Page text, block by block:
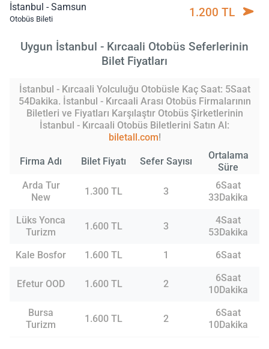
İstanbul - Samsun
Otobüs Bileti 1.200 TL
Uygun İstanbul - Kırcaali Otobüs Seferlerinin
Bilet Fiyatları
İstanbul - Kırcaali Yolculuğu Otobüsle Kaç Saat: 5Saat
54Dakika. İstanbul - Kırcaali Arası Otobüs Firmalarının
Biletleri ve Fiyatları Karşılaştır Otobüs Şirketlerinin
İstanbul - Kırcaali Otobüs Biletlerini Satın Al:
biletall.com!
Firma Adı Bilet Fiyatı Sefer Sayısı
Ortalama
Süre
Arda Tur
New
1.300 TL 3
6Saat
33Dakika
Lüks Yonca
Turizm
1.600 TL 3
4Saat
53Dakika
Kale Bosfor
1.600 TL 1 6Saat
Efetur OOD 1.600 TL 2
6Saat
10Dakika
Bursa
Turizm
1.600 TL 2
6Saat
10Dakika